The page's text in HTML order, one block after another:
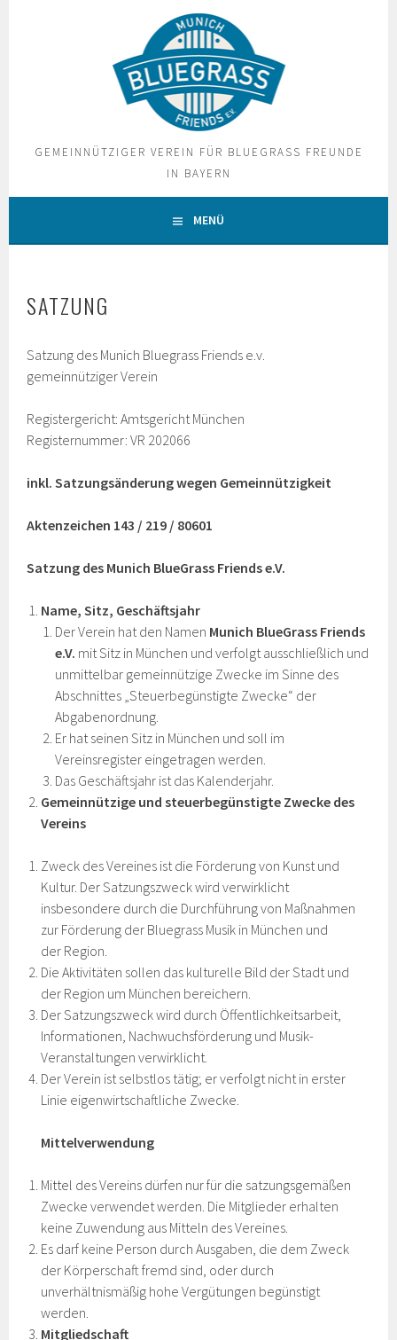
GEMEINNÜTZIGER VEREIN FÜR BLUEGRASS FREUNDE
IN BAYERN
MENÜ
SATZUNG
Satzung des Munich Bluegrass Friends e.v.
gemeinnütziger Verein
Registergericht: Amtsgericht München
Registernummer: VR 202066
inkl. Satzungsänderung wegen Gemeinnützigkeit
Aktenzeichen 143 / 219 / 80601
Satzung des Munich BlueGrass Friendse.V.
Name, Sitz, Geschäftsjahr
Der Verein hat den Namen Munich BlueGrass Friends
e.V. mit Sitz in München und verfolgt ausschließlich und
unmittelbar gemeinnützige Zwecke im Sinne des
Abschnittes „Steuerbegünstigte Zwecke“ der
Abgabenordnung.
Er hat seinen Sitz in München und soll im
Vereinsregister eingetragen werden.
Das Geschäftsjahr ist das Kalenderjahr.
Gemeinnützige und steuerbegünstigte Zwecke des
Vereins
Zweck des Vereines ist die Förderung von Kunst und
Kultur. Der Satzungszweck wird verwirklicht
insbesondere durch die Durchführung von Maßnahmen
zur Förderung der Bluegrass Musik in München und
der Region.
Die Aktivitäten sollen das kulturelle Bild der Stadt und
der Region um München bereichern.
Der Satzungszweck wird durch Öffentlichkeitsarbeit,
Informationen, Nachwuchsförderung und Musik-
Veranstaltungen verwirklicht.
Der Verein ist selbstlos tätig; er verfolgt nicht in erster
Linie eigenwirtschaftliche Zwecke.
Mittelverwendung
Mittel des Vereins dürfen nur für die satzungsgemäßen
Zwecke verwendet werden. Die Mitglieder erhalten
keine Zuwendung aus Mitteln des Vereines.
Es darf keine Person durch Ausgaben, die dem Zweck
der Körperschaft fremd sind, oder durch
unverhältnismäßig hohe Vergütungen begünstigt
werden.
Mitgliedschaft